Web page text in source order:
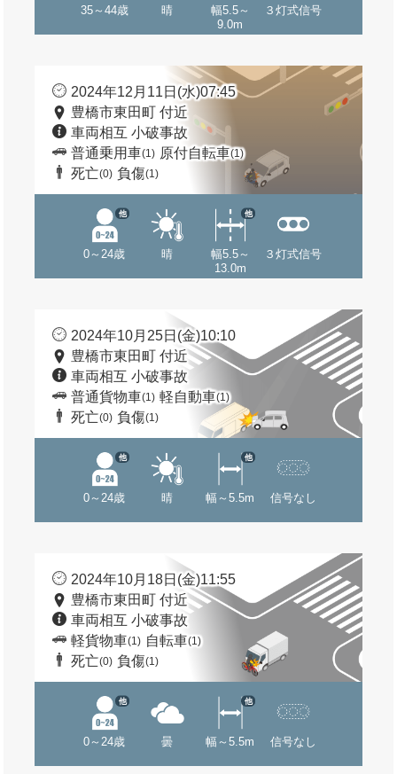
35～44歳 晴
幅5.5～
9.0m
３灯式信号
2024年12月11日(水)07:45
豊橋市東田町 付近
車両相互 小破事故
普通乗用車(1) 原付自転車(1)
死亡(0) 負傷(1)
0～24歳
他
晴
幅5.5～
13.0m
他
３灯式信号
2024年10月25日(金)10:10
豊橋市東田町 付近
車両相互 小破事故
普通貨物車(1) 軽自動車(1)
死亡(0) 負傷(1)
0～24歳
他
晴 幅～5.5m
他
信号なし
2024年10月18日(金)11:55
豊橋市東田町 付近
車両相互 小破事故
軽貨物車(1) 自転車(1)
死亡(0) 負傷(1)
0～24歳
他
曇 幅～5.5m
他
信号なし